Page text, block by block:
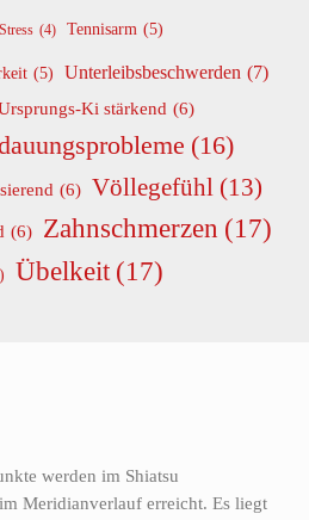
Stress (4) Tennisarm (5)
(5) Unterleibsbeschwerden (7)
Ki stärkend (6)
(16)
(6) Völlegefühl (13)
(6) Zahnschmerzen (17)
Übelkeit (17)
werden im Shiatsu
Meridianverlauf erreicht. Es liegt